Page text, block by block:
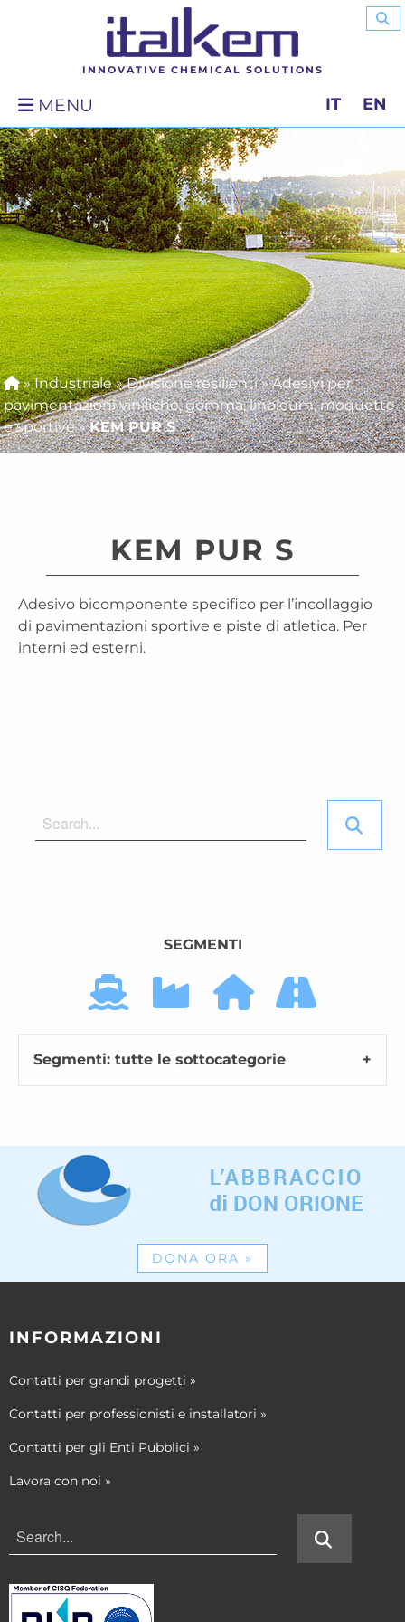
INNOVATIVE CHEMICAL SOLUTIONS
MENU IT EN
»Industriale»Divisione resilienti»Adesivi per
pavimentazioni viniliche, gomma, linoleum, moquette
e sportive»KEM PUR S
KEM PUR S
Adesivo bicomponente specifico per l’incollaggio
di pavimentazioni sportive e piste di atletica. Per
interni ed esterni.
SEGMENTI
Segmenti: tutte le sottocategorie
DONA ORA »
INFORMAZIONI
Contatti per grandi progetti »
Contatti per professionisti e installatori »
Contatti per gli Enti Pubblici »
Lavora con noi »